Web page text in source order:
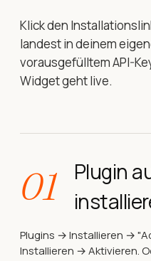
Klick den
landest in deinem
vorausgefülltem API-
Widget geht live.
01
Plugin
Plugins → Installieren →
Installieren → Aktivieren.